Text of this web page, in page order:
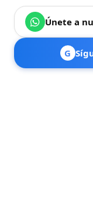
Únete a
G